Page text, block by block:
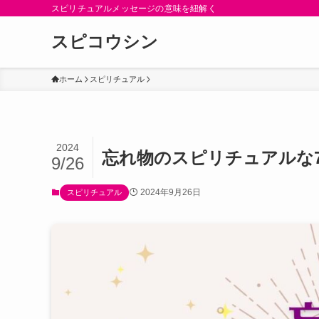
スピリチュアルメッセージの意味を紐解く
スピコウシン
ホーム スピリチュアル
忘れ物のスピリチュアル
2024
9/26
スピリチュアル 2024年9月26日